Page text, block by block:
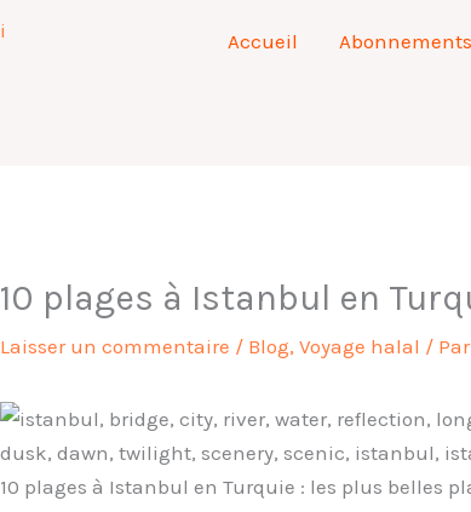
Accueil Abonnements
10 plages à Istanbul en
Laisser un commentaire / Blog,Voyage halal /